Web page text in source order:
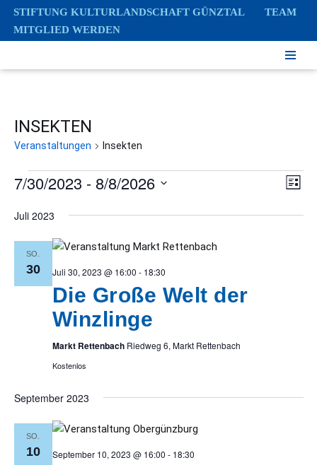
Zum
springen
STIFTUNG KULTURLANDSCHAFT GÜNZTAL
TEAM
MITGLIED WERDEN
INSEKTEN
Veranstaltungen Insekten
Liste
7/30/2023 - 8/8/2026
wählen.
Juli 2023
SO.
30
Die Große Welt der
Winzlinge
Juli 30, 2023 @ 16:00 - 18:30
Markt Rettenbach Riedweg 6, Markt Rettenbach
Kostenlos
September 2023
SO.
10 September 10, 2023 @ 16:00 - 18:30